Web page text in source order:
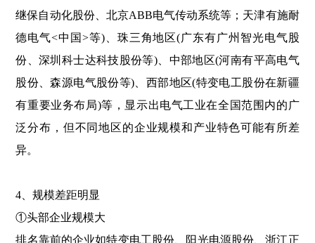
继保自动化股份、北京ABB电气传动系统等；天津有施耐
德电气<中国>等)、珠三角地区(广东有广州智光电气股
份、深圳科士达科技股份等)、中部地区(河南有平高电气
股份、森源电气股份等)、西部地区(特变电工股份在新疆
有重要业务布局)等，显示出电气工业在全国范围内的广
泛分布，但不同地区的企业规模和产业特色可能有所差
异。
4、规模差距明显
①头部企业规模大
排名靠前的企业如特变电工股份、阳光电源股份、浙江正